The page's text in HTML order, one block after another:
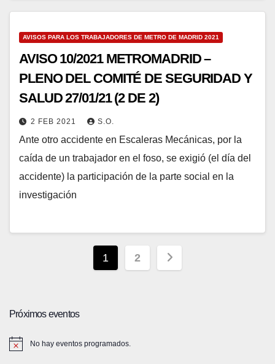
AVISOS PARA LOS TRABAJADORES DE METRO DE MADRID 2021
AVISO 10/2021 METROMADRID –
PLENO DEL COMITÉ DE SEGURIDAD Y
SALUD 27/01/21 (2 DE 2)
2 FEB 2021 S.O.
Ante otro accidente en Escaleras Mecánicas, por la
caída de un trabajador en el foso, se exigió (el día del
accidente) la participación de la parte social en la
investigación
Paginación
1 2
Próximos eventos
No hay eventos programados.